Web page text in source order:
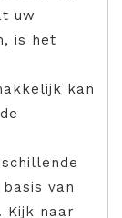
uw
is het
kan
van
Kijk naar